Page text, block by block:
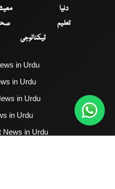
دنیا
تعلیم
ٹیکنالوجی
in Urdu
in Urdu
in Urdu
in Urdu
News in Urdu